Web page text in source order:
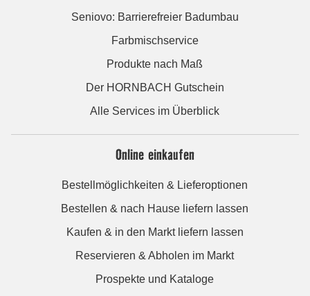
Seniovo: Barrierefreier Badumbau
Farbmischservice
Produkte nach Maß
Der HORNBACH Gutschein
Alle Services im Überblick
Online einkaufen
Bestellmöglichkeiten & Lieferoptionen
Bestellen & nach Hause liefern lassen
Kaufen & in den Markt liefern lassen
Reservieren & Abholen im Markt
Prospekte und Kataloge